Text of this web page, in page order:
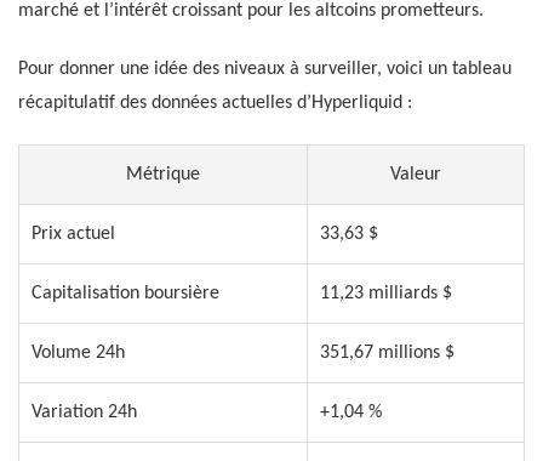
marché et l’intérêt croissant pour les altcoins prometteurs.
Pour donner une idée des niveaux à surveiller, voici un tableau
récapitulatif des données actuelles d’Hyperliquid :
Métrique Valeur
Prix actuel 33,63 $
Capitalisation boursière 11,23 milliards $
Volume 24h 351,67 millions $
Variation 24h +1,04 %